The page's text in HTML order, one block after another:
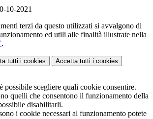
10-2021
terzi da questo utilizzati si avvalgono di
ed utili alle finalità illustrate nella
.
tutti i cookies Accetta tutti i cookies
possibile scegliere quali cookie consentire.
quelli che consentono il funzionamento della
disabilitarli.
i cookie necessari al funzionamento potete